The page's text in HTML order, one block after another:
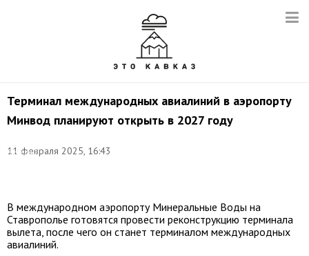
Терминал международных авиалиний в аэропорту
Минвод планируют открыть в 2027 году
11 февраля 2025, 16:43
Валерий
В международном аэропорту Минеральные Воды на
Ставрополье готовятся провести реконструкцию терминала
вылета, после чего он станет терминалом международных
авиалиний.